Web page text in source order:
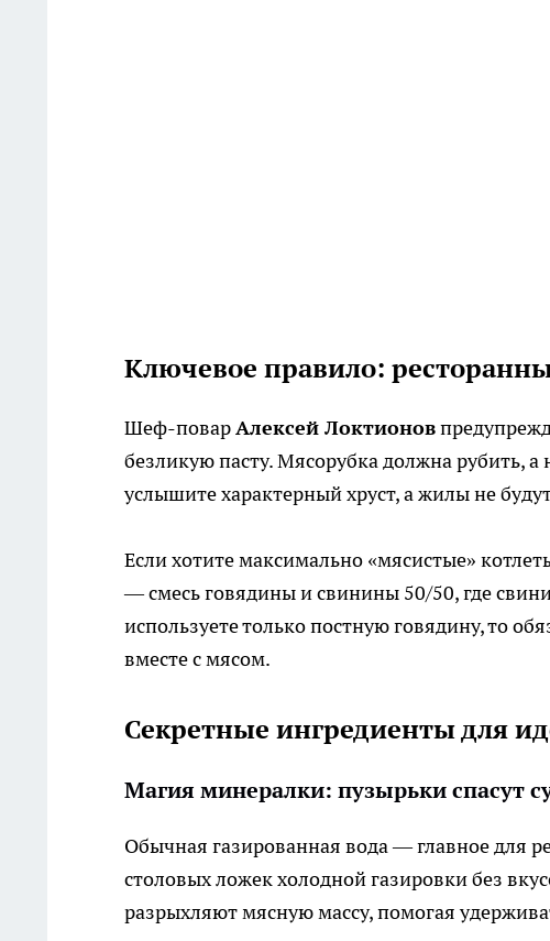
Ключевое правило:
Шеф-поварАлексей Локтионов
безликую пасту. Мясорубка должна рубить,
услышите характерный хруст, а жилы не
Если хотите максимально «мясистые»
— смесь говядины и свинины 50/50, где
используете только постную говядину, то
вместе с мясом.
Секретные ингредиенты для
Магия минералки: пузырьки спасут
Обычная газированная вода — главное для
столовых ложек холодной газировки без
разрыхляют мясную массу, помогая